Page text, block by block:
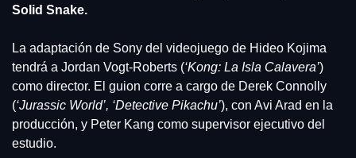
Solid Snake.
La adaptación de Sony del videojuego de Hideo Kojima
tendrá a Jordan Vogt-Roberts (‘Kong: La Isla Calavera’)
como director. El guion corre a cargo de Derek Connolly
(‘Jurassic World’, ‘Detective Pikachu’), con Avi Arad en la
producción, y Peter Kang como supervisor ejecutivo del
estudio.